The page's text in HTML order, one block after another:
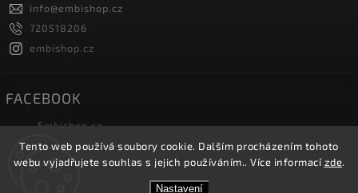
Tento web používá soubory cookie. Dalším procházením tohoto
webu vyjadřujete souhlas s jejich používáním.. Více informacízde.
Nastavení
info@embishop.cz
720518206
embishop.cz
FACEBOOK
Embishop.cz
Embishop.cz. Všechna práva vyhrazena.